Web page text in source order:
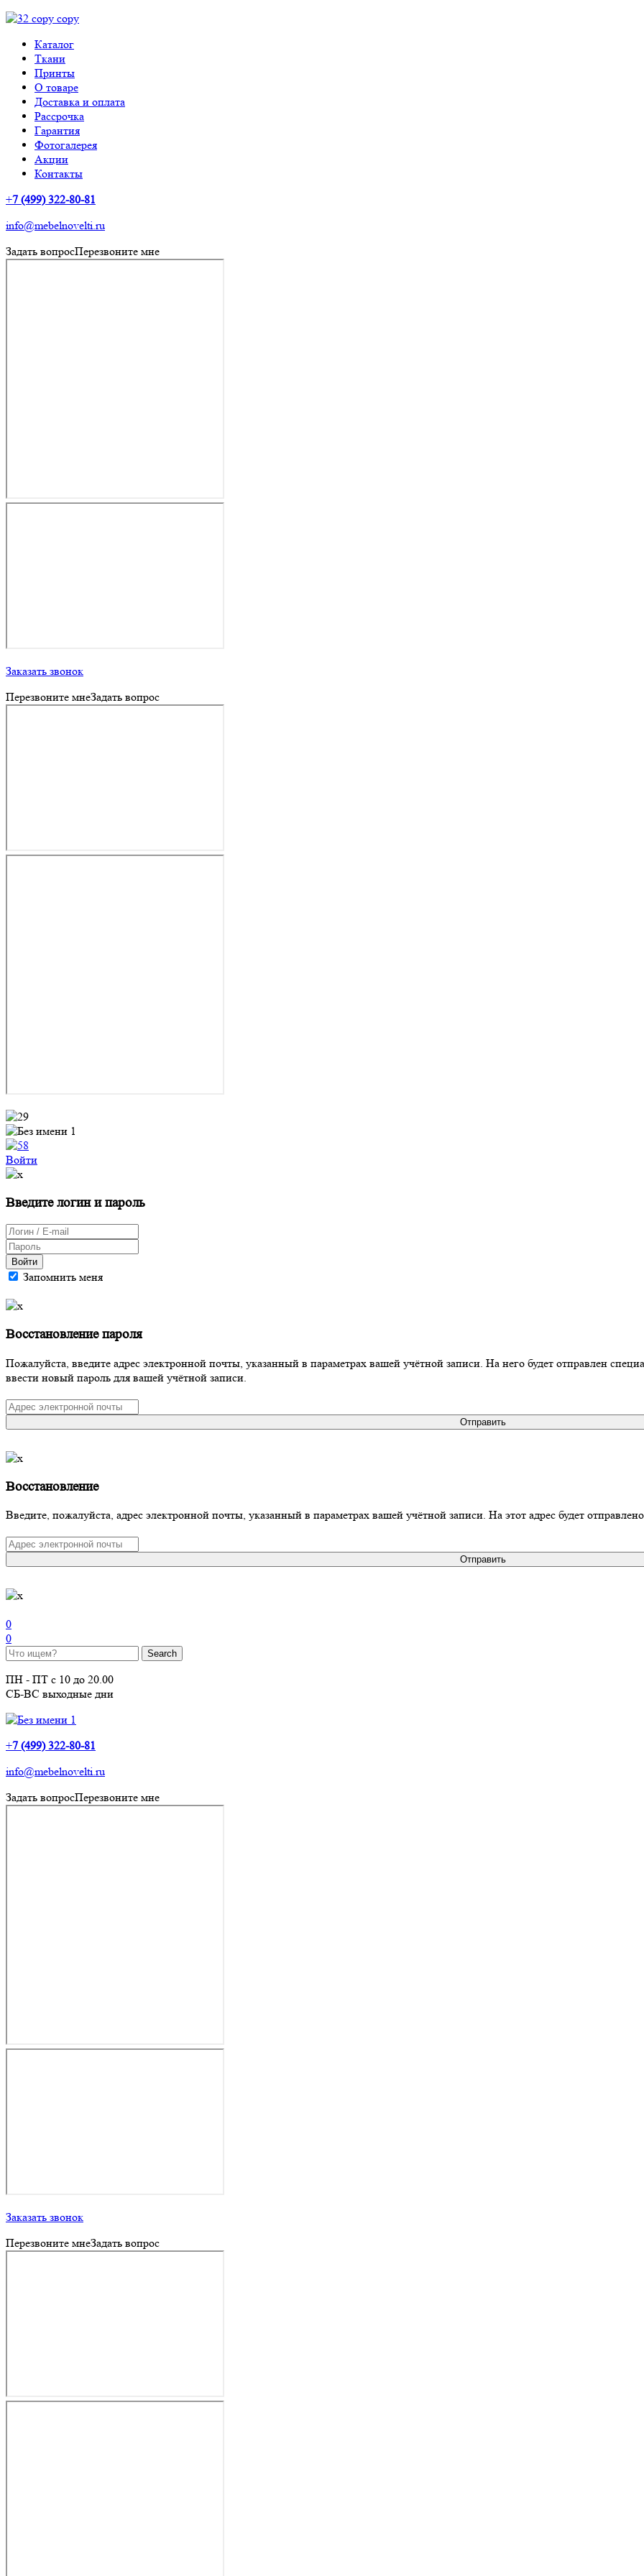
Каталог
Ткани
Принты
О товаре
Доставка и оплата
Рассрочка
Гарантия
Фотогалерея
Акции
Контакты
+7 (499) 322-80-81
info@mebelnovelti.ru
Задать вопросПерезвоните мне
Заказать звонок
Перезвоните мнеЗадать вопрос
Войти
Введите логин и пароль
Войти
Запомнить меня
Восстановление пароля
Пожалуйста, введите адрес электронной почты, указанный в параметрах вашей учётной записи. На него будет отправлен
ввести новый пароль для вашей учётной записи.
Отправить
Восстановление
Введите, пожалуйста, адрес электронной почты, указанный в параметрах вашей учётной записи. На этот адрес будет
Отправить
0
0
ПН - ПТ с 10 до 20.00
СБ-ВС выходные дни
+7 (499) 322-80-81
info@mebelnovelti.ru
Задать вопросПерезвоните мне
Заказать звонок
Перезвоните мнеЗадать вопрос